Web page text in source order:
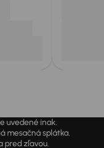
uvedené inak.
mesačná splátka.
pred zľavou.